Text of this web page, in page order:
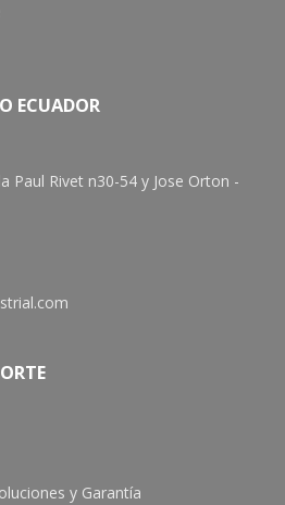
ECUADOR
Paul Rivet n30-54 y Jose Orton -
y Garantía